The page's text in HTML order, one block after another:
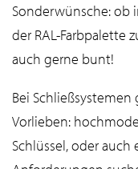
Sonderwünsche: ob
der RAL-Farbpalette
auch gerne bunt!
Bei
Vorlieben:
Schlüssel, oder